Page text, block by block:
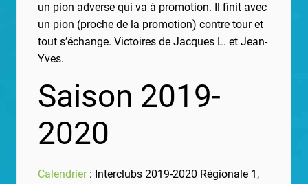
un pion adverse qui va à promotion. Il finit avec
un pion (proche de la promotion) contre tour et
tout s’échange. Victoires de Jacques L. et Jean-
Yves.
Saison 2019-
2020
Calendrier: Interclubs 2019-2020 Régionale 1,